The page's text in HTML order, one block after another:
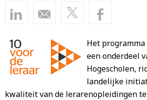
Het programma
een onderdeel
Hogescholen,
landelijke
kwaliteit van de lerarenopleidingen